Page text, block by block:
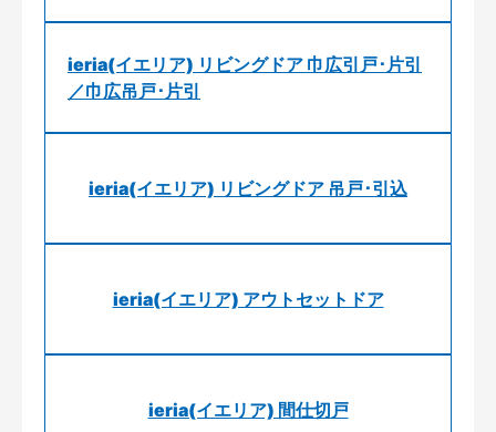
ieria(イエリア) リビングドア 巾広引戸･片引
／巾広吊戸･片引
ieria(イエリア) リビングドア 吊戸･引込
ieria(イエリア) アウトセットドア
ieria(イエリア) 間仕切戸